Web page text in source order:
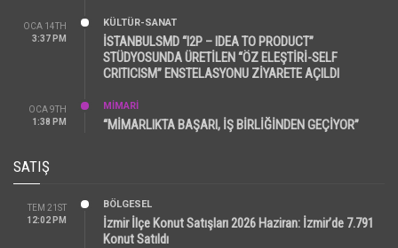
OCA 14TH
3:37 PM
KÜLTÜR-SANAT
İSTANBULSMD “I2P – IDEA TO PRODUCT”
STÜDYOSUNDA ÜRETİLEN “ÖZ ELEŞTİRİ-SELF
CRITICISM” ENSTELASYONU ZİYARETE AÇILDI
OCA 9TH
1:38 PM
MİMARİ
“MİMARLIKTA BAŞARI, İŞ BİRLİĞİNDEN GEÇİYOR”
SATIŞ
TEM 21ST
12:02 PM
BÖLGESEL
İzmir İlçe Konut Satışları 2026 Haziran: İzmir’de 7.791
Konut Satıldı